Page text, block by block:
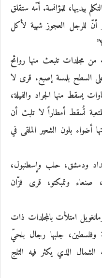
بيديها، للمؤانسة. أمّه ستقلق
أنّ للرجل العجوز شهية لأكل
من مجلدات تنبعث منها روائح
السطح بلمسة إصبع. قرى لا
يسقط منها الجراد والفيلة،
تُسقط أمطاراً لا تلبث أن
بلون الشعير الملقى في
ودمشق، حلب وإسطنبول،
صنعاء وتمبكتو، قرى فزّان
امتلأت بالمجلدات ذات
وفلسطين، جلبها رجال بلحيّ
الذي يكثر فيه الثلج